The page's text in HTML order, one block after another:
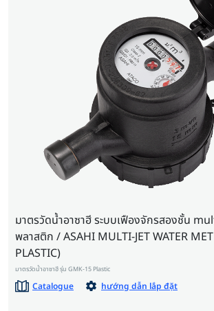
มาตรวัดน้ำอาซาฮี ระบบเฟืองจักรสองชั้น
พลาสติก / ASAHI MULTI-JET WATER
PLASTIC)
มาตรวัดน้ำอาซาฮี รุ่น GMK-15 Plastic
Catalogue hướng dẫn lắp đặt